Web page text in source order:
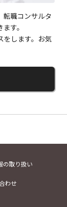
転職コンサルタ
す。
をします。お気
の取り扱い
わせ